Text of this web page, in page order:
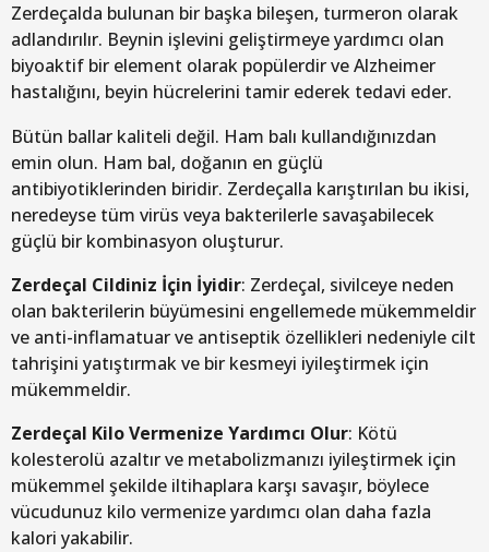
Zerdeçalda bulunan bir başka bileşen, turmeron olarak
adlandırılır. Beynin işlevini geliştirmeye yardımcı olan
biyoaktif bir element olarak popülerdir ve Alzheimer
hastalığını, beyin hücrelerini tamir ederek tedavi eder.
Bütün ballar kaliteli değil. Ham balı kullandığınızdan
emin olun. Ham bal, doğanın en güçlü
antibiyotiklerinden biridir. Zerdeçalla karıştırılan bu ikisi,
neredeyse tüm virüs veya bakterilerle savaşabilecek
güçlü bir kombinasyon oluşturur.
Zerdeçal Cildiniz İçin İyidir: Zerdeçal, sivilceye neden
olan bakterilerin büyümesini engellemede mükemmeldir
ve anti-inflamatuar ve antiseptik özellikleri nedeniyle cilt
tahrişini yatıştırmak ve bir kesmeyi iyileştirmek için
mükemmeldir.
Zerdeçal Kilo Vermenize Yardımcı Olur: Kötü
kolesterolü azaltır ve metabolizmanızı iyileştirmek için
mükemmel şekilde iltihaplara karşı savaşır, böylece
vücudunuz kilo vermenize yardımcı olan daha fazla
kalori yakabilir.